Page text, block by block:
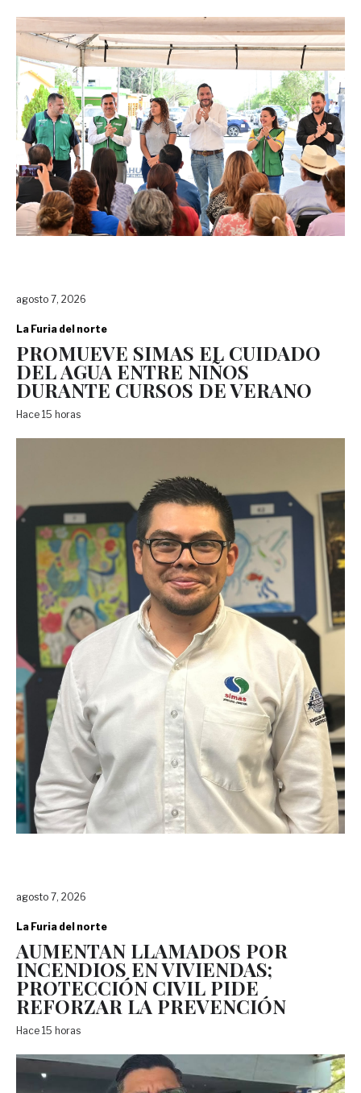
agosto 7, 2026
La Furia del norte
PROMUEVE SIMAS EL CUIDADO
DEL AGUA ENTRE NIÑOS
DURANTE CURSOS DE VERANO
Hace 15 horas
agosto 7, 2026
La Furia del norte
AUMENTAN LLAMADOS POR
INCENDIOS EN VIVIENDAS;
PROTECCIÓN CIVIL PIDE
REFORZAR LA PREVENCIÓN
Hace 15 horas